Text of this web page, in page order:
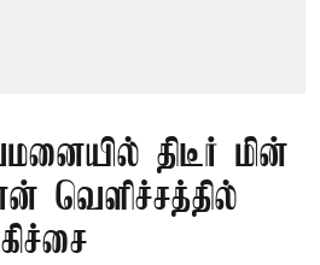
திடீர் மின்
வெளிச்சத்தில்